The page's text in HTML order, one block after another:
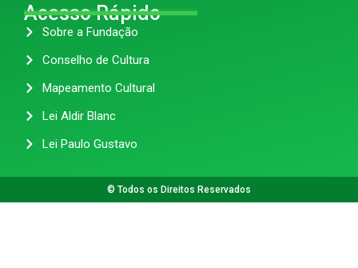
Acesso Rápido
Sobre a Fundação
Conselho de Cultura
Mapeamento Cultural
Lei Aldir Blanc
Lei Paulo Gustavo
© Todos os Direitos Reservados